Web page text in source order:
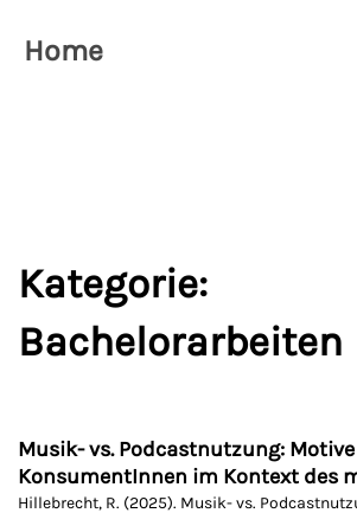
Inhalt
springen
Home
Kategorie:
Bachelorarbeiten
Musik- vs. Podcastnutzung:
KonsumentInnen im Kontext des
Hillebrecht, R. (2025). Musik- vs.